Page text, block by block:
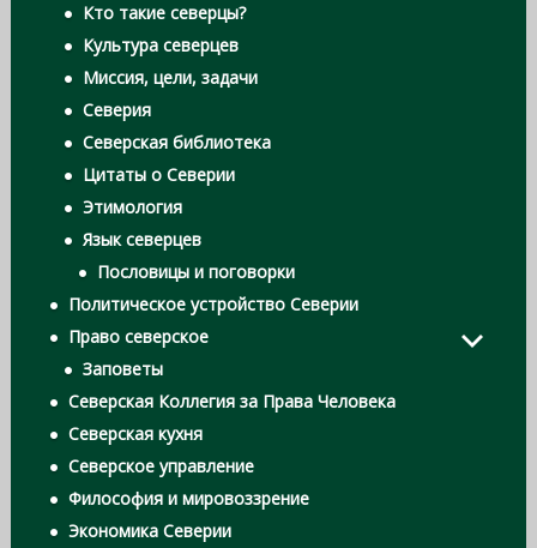
Кто такие северцы?
Культура северцев
Миссия, цели, задачи
Северия
Северская библиотека
Цитаты о Северии
Этимология
Язык северцев
Пословицы и поговорки
Политическое устройство Северии
Право северское
Заповеты
Северская Коллегия за Права Человека
Северская кухня
Северское управление
Философия и мировоззрение
Экономика Северии